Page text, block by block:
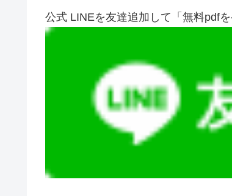
公式 LINEを友達追加して「無料pdfを